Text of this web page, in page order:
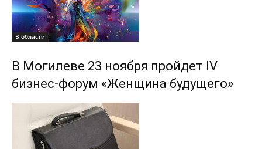
В области
В Могилеве 23 ноября пройдет IV
бизнес-форум «Женщина будущего»